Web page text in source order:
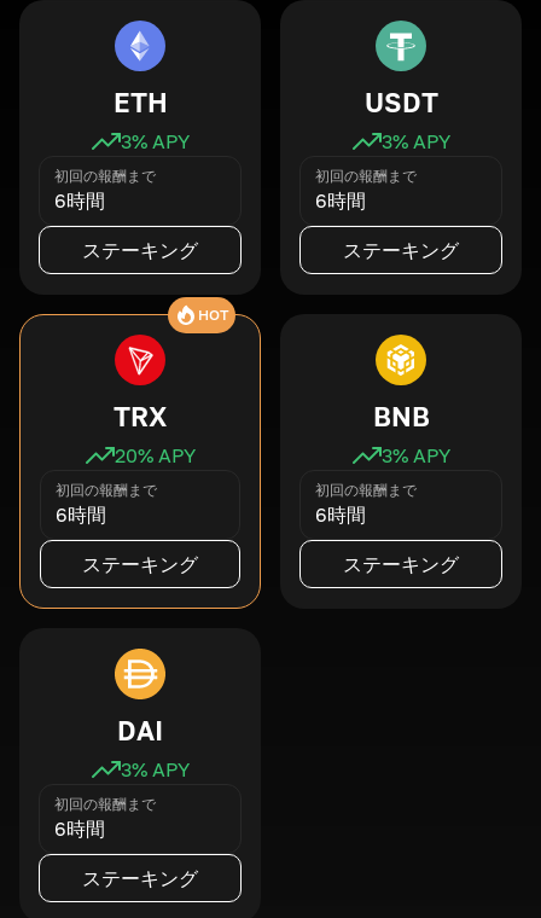
ETH
3% APY
初回の報酬まで
6時間
ステーキング
USDT
3% APY
初回の報酬まで
6時間
ステーキング
HOT
TRX
20% APY
初回の報酬まで
6時間
ステーキング
BNB
3% APY
初回の報酬まで
6時間
ステーキング
DAI
3% APY
初回の報酬まで
6時間
ステーキング